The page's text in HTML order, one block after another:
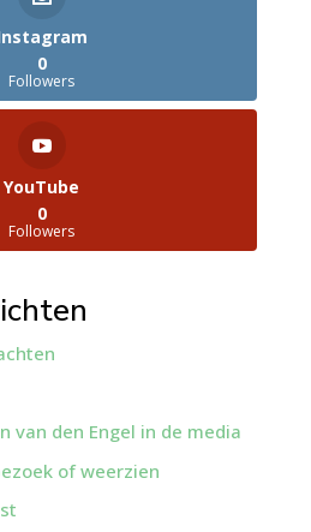
0
Followers
YouTube
0
Followers
van den Engel in de media
of weerzien